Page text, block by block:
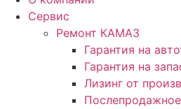
Сервис
Ремонт КАМАЗ
Гарантия на
Гарантия на
Лизинг от